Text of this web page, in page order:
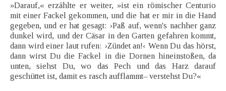
»Darauf,« erzählte er weiter, »ist ein römischer Centurio
mit einer Fackel gekommen, und die hat er mir in die Hand
gegeben, und er hat gesagt: ›Paß auf, wenn's nachher ganz
dunkel wird, und der Cäsar in den Garten gefahren kommt,
dann wird einer laut rufen: ›Zündet an!‹ Wenn Du das hörst,
dann wirst Du die Fackel in die Dornen hineinstoßen, da
unten, siehst Du, wo das Pech und das Harz darauf
geschüttet ist, damit es rasch aufflammt– verstehst Du?«